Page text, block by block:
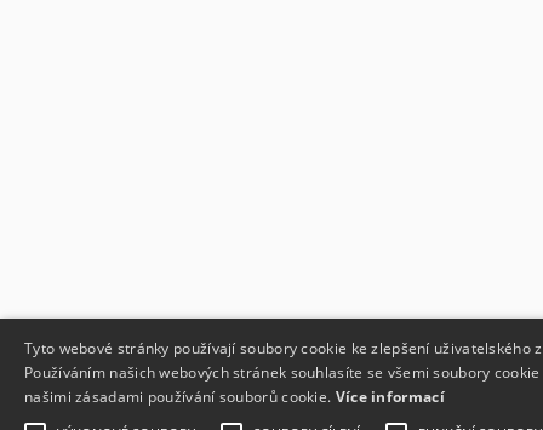
Tyto webové stránky používají soubory cookie ke zlepšení uživatelského
Používáním našich webových stránek souhlasíte se všemi soubory
našimi zásadami používání souborů cookie. Více informací